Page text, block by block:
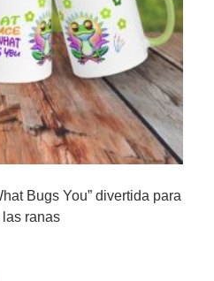
Bugs You” divertida para
ranas